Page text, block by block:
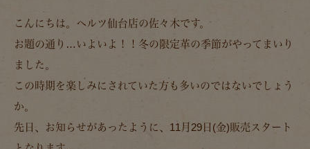
こんにちは。ヘルツ仙台店の佐々木です。
お題の通り…いよいよ！！冬の限定革の季節がやってまいり
ました。
この時期を楽しみにされていた方も多いのではないでしょう
か。
先日、お知らせがあったように、11月29日(金)販売スタート